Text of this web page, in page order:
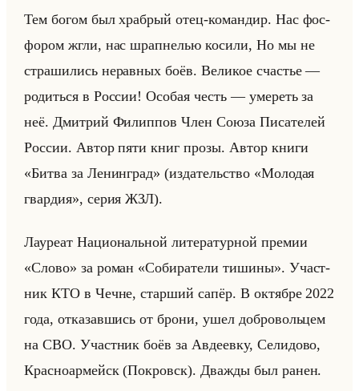
Тем богом был храб­рый отец-ко­ман­дир. Нас фос­
фо­ром жгли, нас шрап­не­лью ко­си­ли, Но мы не
стра­ши­лись нерав­ных боёв. Ве­ли­кое сча­стье —
ро­диться в Рос­сии! Осо­бая честь — уме­реть за
неё. Дмит­рий Фи­лип­пов Член Союза Пи­са­те­лей
Рос­сии. Автор пяти книг прозы. Автор книги
«Битва за Ленинград» (из­да­тельство «Молодая
гвардия», серия ЖЗЛ).
Ла­уре­ат На­ци­ональной ли­те­ра­тур­ной пре­мии
«Слово» за роман «Собиратели тишины». Участ­
ник КТО в Чечне, стар­ший сапёр. В ок­тяб­ре 2022
года, от­ка­зав­шись от брони, ушел доб­ро­вольцем
на СВО. Участ­ник боёв за Ав­де­ев­ку, Се­ли­до­во,
Крас­но­ар­мейск (По­кровск). Два­жды был ранен.